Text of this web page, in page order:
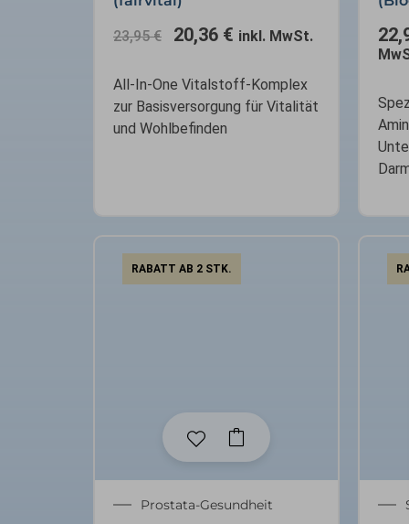
23,95€
20,36 € inkl. MwSt.
All-In-One Vitalstoff-Komplex
zur Basisversorgung für Vitalität
und Wohlbefinden
RABATT AB 2 STK.
Prostata-Gesundheit